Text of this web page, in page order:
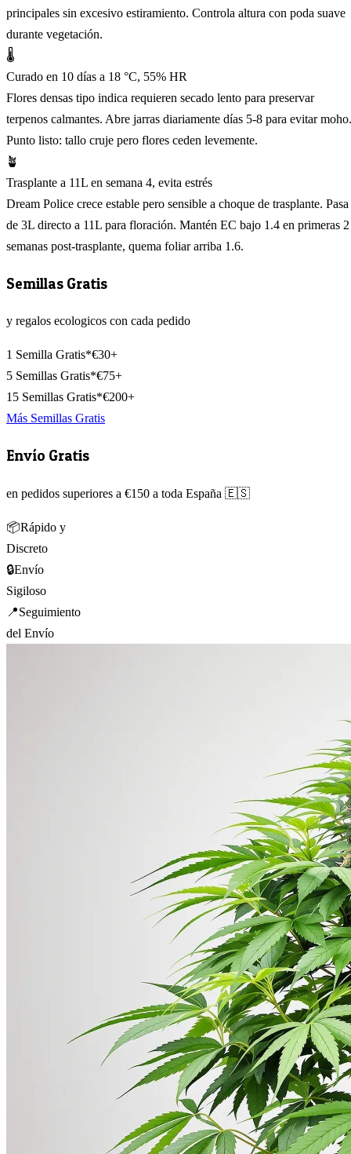
principales sin excesivo estiramiento. Controla altura con poda suave
durante vegetación.
🌡️
Curado en 10 días a 18 °C, 55% HR
Flores densas tipo indica requieren secado lento para preservar
terpenos calmantes. Abre jarras diariamente días 5-8 para evitar moho.
Punto listo: tallo cruje pero flores ceden levemente.
🪴
Trasplante a 11L en semana 4, evita estrés
Dream Police crece estable pero sensible a choque de trasplante. Pasa
de 3L directo a 11L para floración. Mantén EC bajo 1.4 en primeras 2
semanas post-trasplante, quema foliar arriba 1.6.
Semillas Gratis
y regalos ecologicos con cada pedido
1 Semilla Gratis*€30+
5 Semillas Gratis*€75+
15 Semillas Gratis*€200+
Más Semillas Gratis
Envío Gratis
en pedidos superiores a €150 a toda España 🇪🇸
📦Rápido y
Discreto
🔒Envío
Sigiloso
📍Seguimiento
del Envío